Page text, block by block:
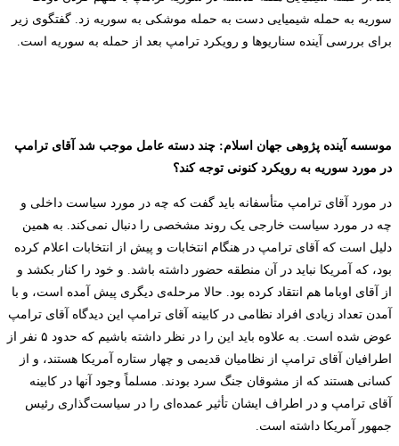
سوریه به حمله شیمیایی دست به حمله موشکی به سوریه زد. گفتگوی زیر
برای بررسی آینده سناریوها و رویکرد ترامپ بعد از حمله به سوریه است.
موسسه آینده پژوهی جهان اسلام: چند دسته عامل موجب شد آقای ترامپ
در مورد سوریه به رویکرد کنونی توجه کند؟
در مورد آقای ترامپ متأسفانه باید گفت که چه در مورد سیاست داخلی و
چه در مورد سیاست خارجی یک روند مشخصی را دنبال نمی‌کند. به همین
دلیل است که آقای ترامپ در هنگام انتخابات و پیش از انتخابات اعلام کرده
بود، که آمریکا نباید در آن منطقه حضور داشته باشد. و خود را کنار بکشد و
از آقای اوباما هم انتقاد کرده بود. حالا مرحله‌ی دیگری پیش آمده است، و با
آمدن تعداد زیادی افراد نظامی در کابینه آ‌قای ترامپ این دیدگاه آقای ترامپ
عوض شده است. به علاوه باید این را در نظر داشته باشیم که حدود ۵ نفر از
اطرافیان آقای ترامپ از نظامیان قدیمی و چهار ستاره آمریکا هستند، و از
کسانی هستند که از مشوقان جنگ سرد بودند. مسلماً وجود آنها در کابینه
آقای ترامپ و در اطراف ایشان تأثیر عمده‌ای را در سیاست‌گذاری رئیس
جمهور آمریکا داشته است.